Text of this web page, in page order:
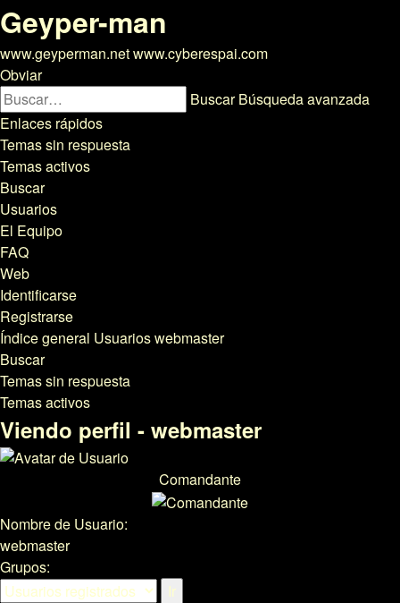
Geyper-man
www.geyperman.net www.cyberespai.com
Obviar
Buscar Búsqueda avanzada
Enlaces rápidos
Temas sin respuesta
Temas activos
Buscar
Usuarios
El Equipo
FAQ
Web
Identificarse
Registrarse
Índice general Usuarioswebmaster
Buscar
Temas sin respuesta
Temas activos
Viendo perfil - webmaster
Comandante
Nombre de Usuario:
webmaster
Grupos: